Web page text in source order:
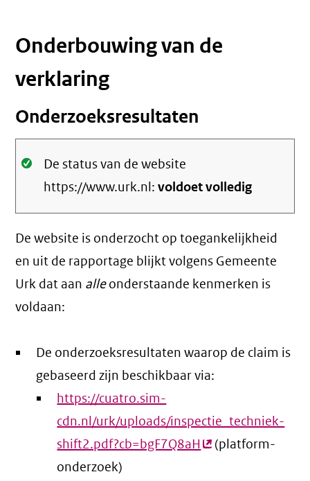
Onderbouwing van de
verklaring
Onderzoeksresultaten
Oké.
De status van de website
https://www.urk.nl:voldoet volledig
De website is onderzocht op toegankelijkheid
en uit de rapportage blijkt volgens Gemeente
Urk dat aan alleonderstaande kenmerken is
voldaan:
De onderzoeksresultaten waarop de claim is
gebaseerd zijn beschikbaar via:
https://cuatro.sim-
cdn.nl/urk/uploads/inspectie_techniek-
shift2.pdf?cb=bgF7Q8aH(externe
(platform-
onderzoek)